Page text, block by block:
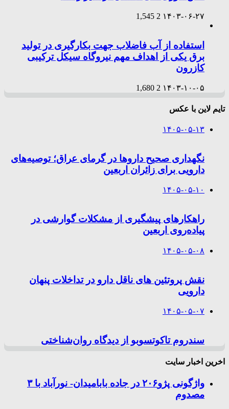
۱۴۰۳-۰۶-۲۷ 2
1,545
استفاده از آب فاضلاب جهت بکارگیری در تولید
برق یکی از اهداف مهم نیروگاه سیکل ترکیبی
کازرون
۱۴۰۳-۱۰-۰۵ 2
1,680
تایم لاین با عکس
۱۴۰۵-۰۵-۱۳
نگهداری صحیح داروها در گرمای عراق؛ توصیه‌های
دارویی برای زائران اربعین
۱۴۰۵-۰۵-۱۰
راهکارهای پیشگیری از مشکلات گوارشی در
پیاده‌روی اربعین
۱۴۰۵-۰۵-۰۸
نقش پروتئین های ناقل دارو در تداخلات پنهان
دارویی
۱۴۰۵-۰۵-۰۷
سندروم تاکوتسوبو از دیدگاه روان‌شناختی
اخرین اخبار سایت
واژگونی پژو۲۰۶ در جاده بابامیدان- نورآباد با ۳
مصدوم